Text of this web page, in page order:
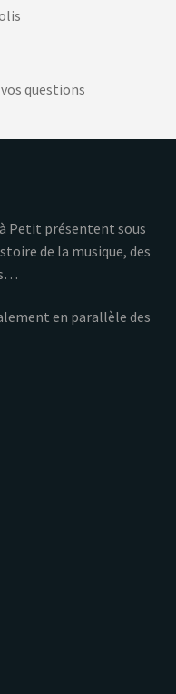
questions
Petit présentent sous
de la musique, des
en parallèle des